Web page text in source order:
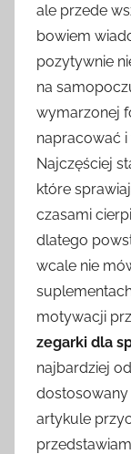
ale przede
bowiem
pozytywnie
na
wymarzonej
napracować i
Najczęściej
które
czasami
dlatego
wcale nie
motywacji
zegarki dla
najbardziej
dostosowany
artykule